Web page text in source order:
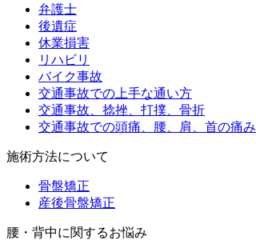
弁護士
後遺症
休業損害
リハビリ
バイク事故
交通事故での上手な通い方
交通事故、捻挫、打撲、骨折
交通事故での頭痛、腰、肩、首の痛み
施術方法について
骨盤矯正
産後骨盤矯正
腰・背中に関するお悩み